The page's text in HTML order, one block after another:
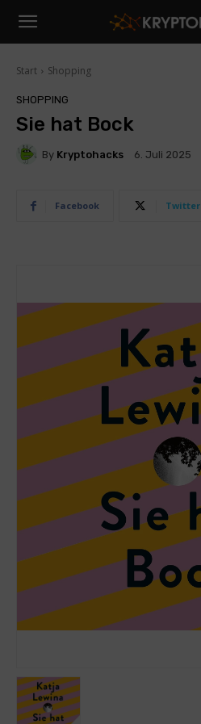
Start Shopping
SHOPPING
Sie hat Bock
By Kryptohacks 6. Juli 2025
Facebook Twitter